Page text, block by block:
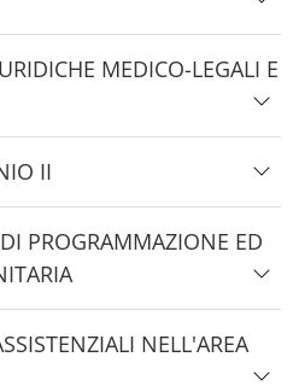
MEDICO-LEGALI E
II
PROGRAMMAZIONE ED
NELL'AREA